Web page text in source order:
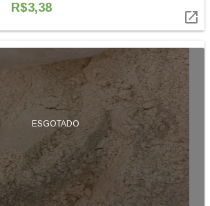
R$3,38

ESGOTADO